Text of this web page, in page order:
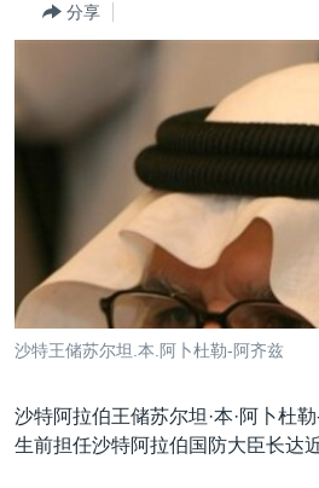
容
到
索
港澳
最新国际新闻
非洲
美洲
分类新闻
经济·金融·贸易
人权·法律·宗教
科教·文娱·体健
军事
劳工
白宫要闻
国会报道
美中关系
埃博拉疫情
美国之音专访
VOA视频
VOA今日焦点
中文广播
分享
沙特王储苏尔坦.本.阿卜杜勒-阿齐兹
沙特阿拉伯王储苏尔坦·本·阿卜杜
生前担任沙特阿拉伯国防大臣长达